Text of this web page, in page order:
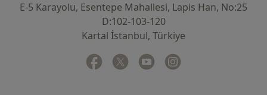
E-5 Karayolu, Esentepe Mahallesi, Lapis Han, No:25
D:102-103-120
Kartal İstanbul, Türkiye
Facebook
yeni bir sekmede açılır
Twitter
yeni bir sekmede açılır
Youtube
yeni bir sekmede açılır